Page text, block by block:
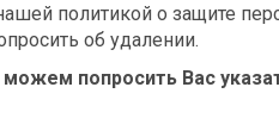
политикой о защите
об удалении.
попросить Вас